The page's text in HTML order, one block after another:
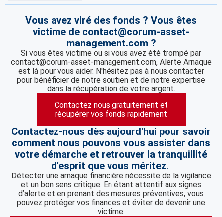
Vous avez viré des fonds ? Vous êtes
victime de contact@corum-asset-
management.com ?
Si vous êtes victime ou si vous avez été trompé par
contact@corum-asset-management.com, Alerte Arnaque
est là pour vous aider. N'hésitez pas à nous contacter
pour bénéficier de notre soutien et de notre expertise
dans la récupération de votre argent.
Contactez nous gratuitement et
récupérer vos fonds rapidement
Contactez-nous dès aujourd'hui pour savoir
comment nous pouvons vous assister dans
votre démarche et retrouver la tranquillité
d'esprit que vous méritez.
Détecter une arnaque financière nécessite de la vigilance
et un bon sens critique. En étant attentif aux signes
d’alerte et en prenant des mesures préventives, vous
pouvez protéger vos finances et éviter de devenir une
victime.